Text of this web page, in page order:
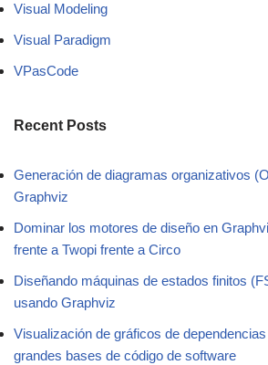
Visual Modeling
Visual Paradigm
VPasCode
Recent Posts
Generación de diagramas organizativos
Graphviz
Dominar los motores de diseño en
frente a Twopi frente a Circo
Diseñando máquinas de estados finitos
usando Graphviz
Visualización de gráficos de
grandes bases de código de software